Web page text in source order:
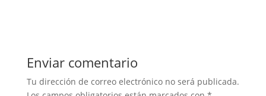
Enviar comentario
Tu dirección de correo electrónico no será publicada.